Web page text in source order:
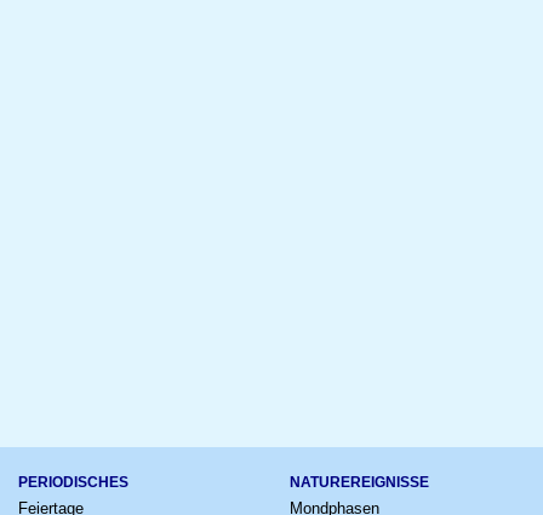
PERIODISCHES
Feiertage
NATUREREIGNISSE
Mondphasen